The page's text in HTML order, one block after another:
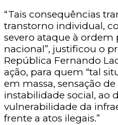
“Tais consequências
transtorno individual,
severo ataque à
nacional”, justificou o
República Fernando
ação, para quem “tal
em massa, sensação
instabilidade social, ao
vulnerabilidade da
frente a atos ilegais.”